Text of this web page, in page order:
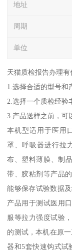
地址
周期
单位
天猫质检报告办理有
1.选择合适的型号和
2.选择一个质检经验
3.产品送样之前，可
本机型适用于医用
罩、呼吸器进行拉
布、塑料薄膜、制
带、胶粘剂等产品
能够保存试验数据
产品用于测试医用
服等拉力强度试验
的测试，本机在原
器和5套快速钩式试